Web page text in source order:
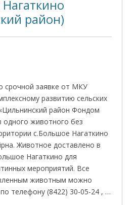
район)
срочной заявке от МКУ
развитию сельских
район Фондом
одного животного без
с.Большое Нагаткино
Животное доставлено в
Нагаткино для
мероприятий. Все
животным можно
телефону (8422) 30-05-24 , …